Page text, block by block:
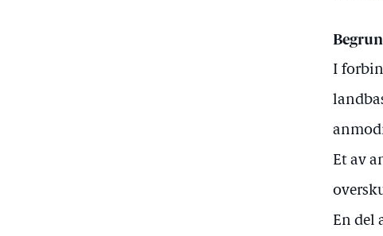
I
Et av
En del